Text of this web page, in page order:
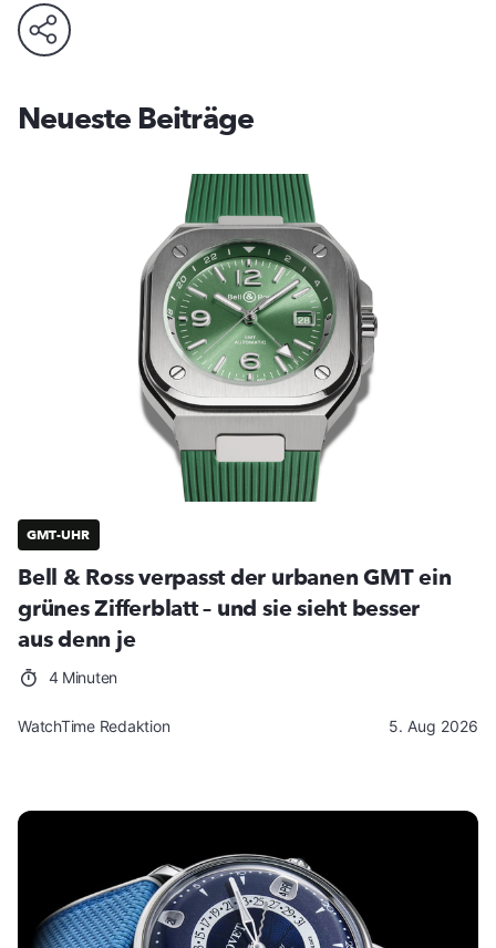
Neueste Beiträge
GMT-UHR
Bell & Ross verpasst der urbanen GMT ein
grünes Zifferblatt – und sie sieht besser
aus denn je
4 Minuten
WatchTime Redaktion 5. Aug 2026